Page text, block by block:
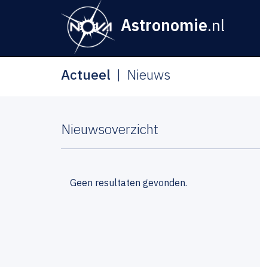
Astronomie.nl
Actueel Nieuws
Nieuwsoverzicht
Geen resultaten gevonden.